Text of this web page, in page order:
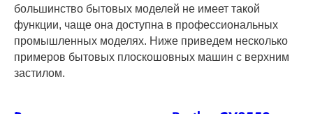
большинство бытовых моделей не имеет такой
функции, чаще она доступна в профессиональных
промышленных моделях. Ниже приведем несколько
примеров бытовых плоскошовных машин с верхним
застилом.